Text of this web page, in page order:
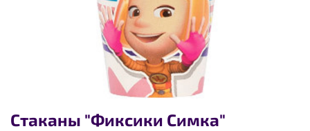
Стаканы "Фиксики Симка"